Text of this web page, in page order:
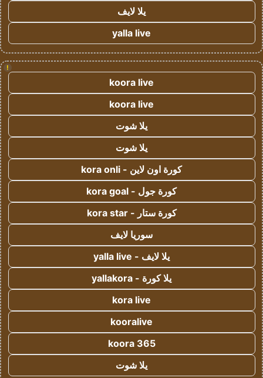
يلا لايف
yalla live
!
koora live
koora live
يلا شوت
يلا شوت
كورة اون لاين - kora onli
كورة جول - kora goal
كورة ستار - kora star
سوريا لايف
يلا لايف - yalla live
يلا كورة - yallakora
kora live
kooralive
koora 365
يلا شوت